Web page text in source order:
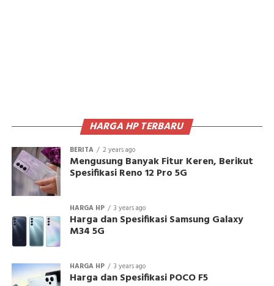
HARGA HP TERBARU
BERITA 2 years ago
Mengusung Banyak Fitur Keren, Berikut
Spesifikasi Reno 12 Pro 5G
HARGA HP 3 years ago
Harga dan Spesifikasi Samsung Galaxy
M34 5G
HARGA HP 3 years ago
Harga dan Spesifikasi POCO F5